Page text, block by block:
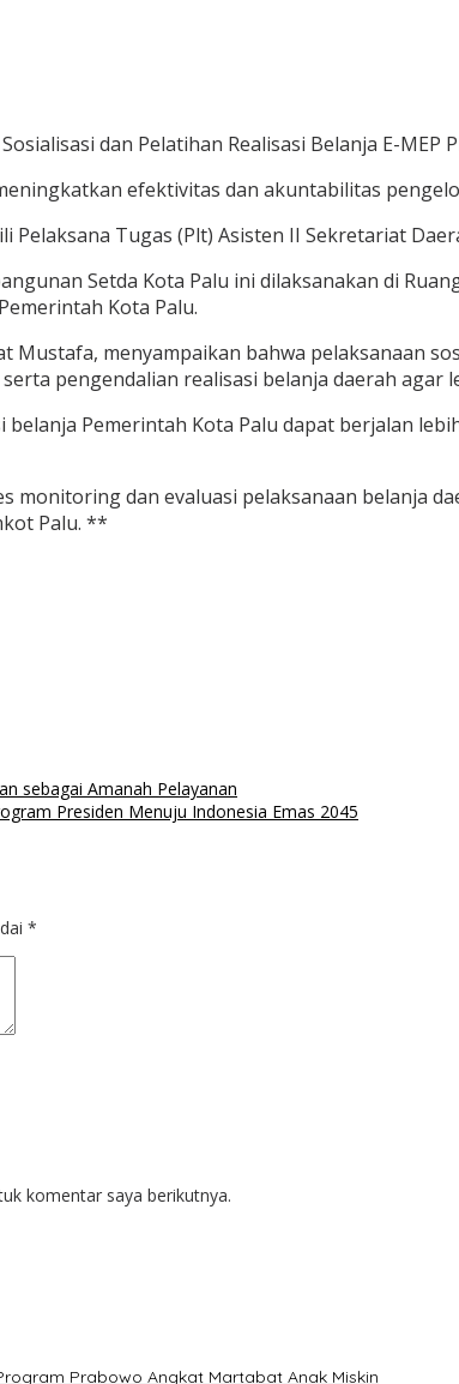
dan Pelatihan Realisasi Belanja E-MEP
efektivitas dan akuntabilitas
Tugas (Plt) Asisten II Sekretariat
Setda Kota Palu ini dilaksanakan di
Kota Palu.
Mustafa, menyampaikan bahwa pelaksanaan
pengendalian realisasi belanja daerah agar
belanja Pemerintah Kota Palu dapat berjalan
monitoring dan evaluasi pelaksanaan belanja
Palu. **
sebagai Amanah Pelayanan
Presiden Menuju Indonesia Emas 2045
*
komentar saya berikutnya.
Prabowo Angkat Martabat Anak Miskin